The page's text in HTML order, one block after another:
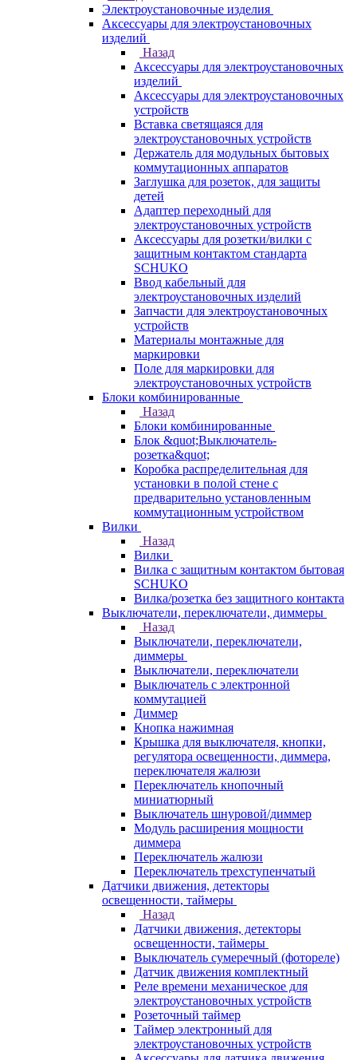
Электроустановочные изделия
Аксессуары для электроустановочных
изделий
Назад
Аксессуары для электроустановочных
изделий
Аксессуары для электроустановочных
устройств
Вставка светящаяся для
электроустановочных устройств
Держатель для модульных бытовых
коммутационных аппаратов
Заглушка для розеток, для защиты
детей
Адаптер переходный для
электроустановочных устройств
Аксессуары для розетки/вилки с
защитным контактом стандарта
SCHUKO
Ввод кабельный для
электроустановочных изделий
Запчасти для электроустановочных
устройств
Материалы монтажные для
маркировки
Поле для маркировки для
электроустановочных устройств
Блоки комбинированные
Назад
Блоки комбинированные
Блок &quot;Выключатель-
розетка&quot;
Коробка распределительная для
установки в полой стене с
предварительно установленным
коммутационным устройством
Вилки
Назад
Вилки
Вилка с защитным контактом бытовая
SCHUKO
Вилка/розетка без защитного контакта
Выключатели, переключатели, диммеры
Назад
Выключатели, переключатели,
диммеры
Выключатели, переключатели
Выключатель с электронной
коммутацией
Диммер
Кнопка нажимная
Крышка для выключателя, кнопки,
регулятора освещенности, диммера,
переключателя жалюзи
Переключатель кнопочный
миниатюрный
Выключатель шнуровой/диммер
Модуль расширения мощности
диммера
Переключатель жалюзи
Переключатель трехступенчатый
Датчики движения, детекторы
освещенности, таймеры
Назад
Датчики движения, детекторы
освещенности, таймеры
Выключатель сумеречный (фотореле)
Датчик движения комплектный
Реле времени механическое для
электроустановочных устройств
Розеточный таймер
Таймер электронный для
электроустановочных устройств